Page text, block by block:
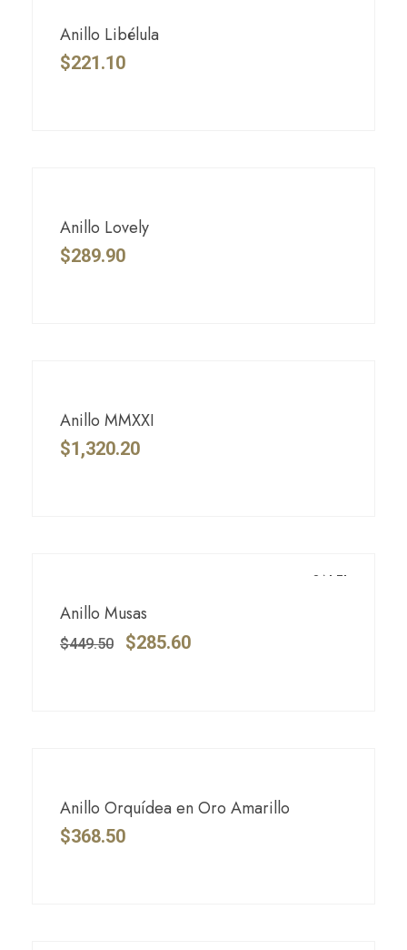
Anillo Libélula
$221.10
Anillo Lovely
$289.90
Anillo MMXXI
$1,320.20
SALE!
Anillo Musas
$449.50 $285.60
Anillo Orquídea en Oro Amarillo
$368.50